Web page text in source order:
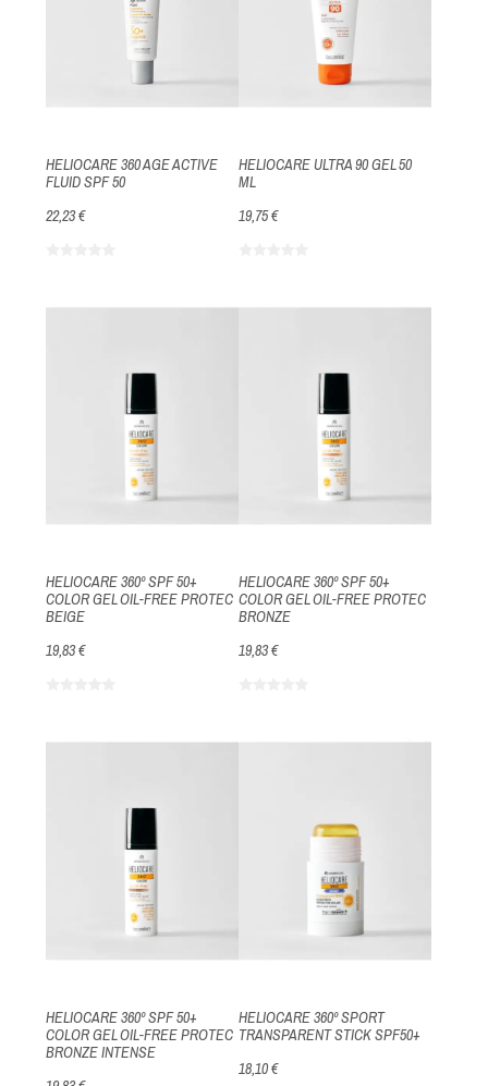
HELIOCARE 360 AGE ACTIVE
FLUID SPF 50
22,23 €
HELIOCARE ULTRA 90 GEL 50
ML
19,75 €
HELIOCARE 360º SPF 50+
COLOR GEL OIL-FREE PROTEC
BEIGE
19,83 €
HELIOCARE 360º SPF 50+
COLOR GEL OIL-FREE PROTEC
BRONZE
19,83 €
HELIOCARE 360º SPF 50+
COLOR GEL OIL-FREE PROTEC
BRONZE INTENSE
HELIOCARE 360º SPORT
TRANSPARENT STICK SPF50+
18,10 €